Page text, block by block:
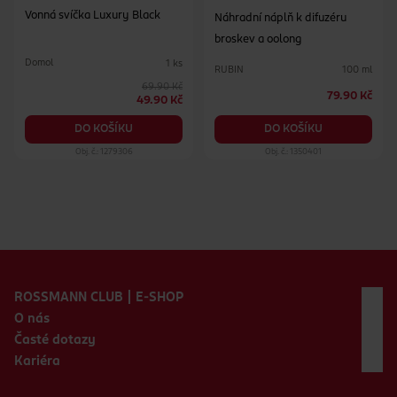
Vonná svíčka Luxury Black
Domol 1 ks
69.90 Kč
49.90 Kč
DO KOŠÍKU
Obj. č.: 1279306
Náhradní náplň k difuzéru
broskev a oolong
RUBIN 100 ml
79.90 Kč
DO KOŠÍKU
Obj. č.: 1350401
ROSSMANN CLUB | E-SHOP
O nás
Časté dotazy
Kariéra